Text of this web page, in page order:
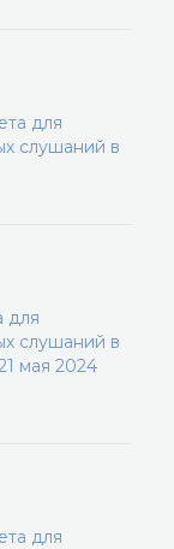
для
слушаний в
для
слушаний в
мая 2024
для